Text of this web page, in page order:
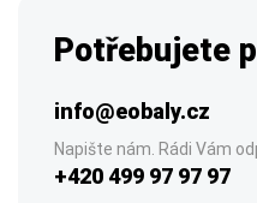
Potřebujete
info@eobaly.cz
Napište nám. Rádi Vám
+420 499 97 97 97